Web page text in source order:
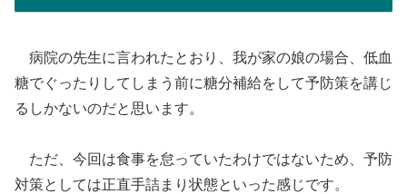
病院の先生に言われたとおり、我が家の娘の場合、低血
糖でぐったりしてしまう前に糖分補給をして予防策を講じ
るしかないのだと思います。
ただ、今回は食事を怠っていたわけではないため、予防
対策としては正直手詰まり状態といった感じです。